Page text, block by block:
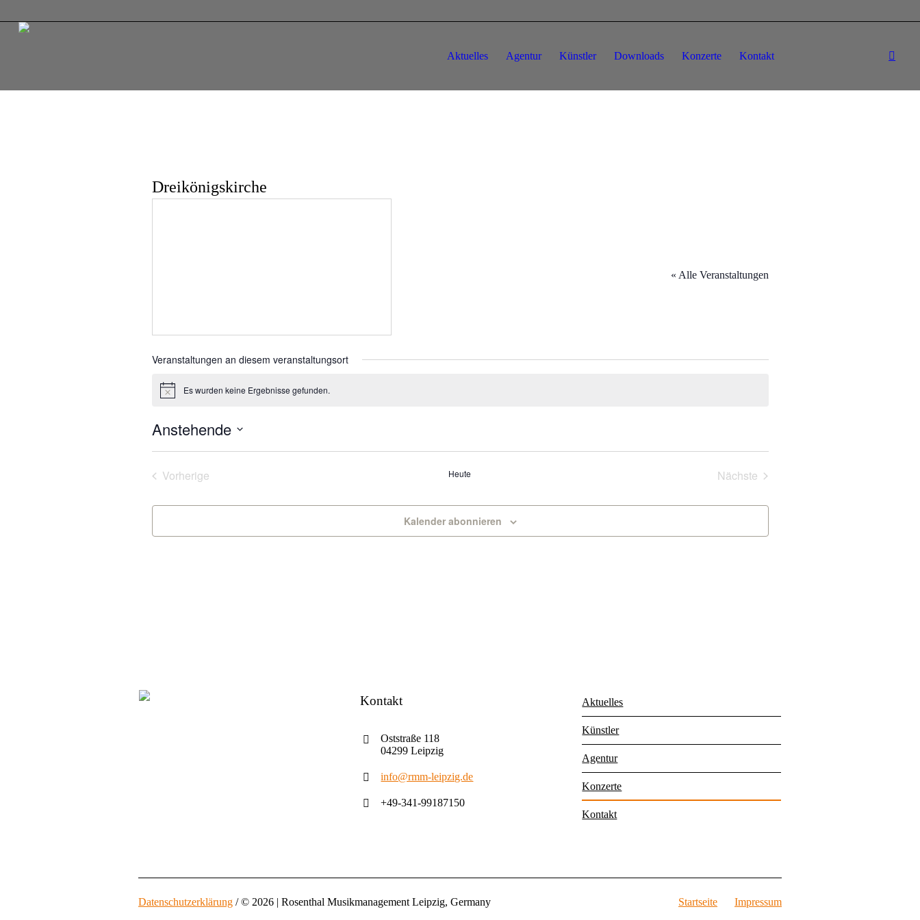
Aktuelles Agentur Künstler Downloads Konzerte Kontakt
Dreikönigskirche
« Alle Veranstaltungen
Veranstaltungen an diesem veranstaltungsort
HinweisEs wurden keine Ergebnisse gefunden.
Anstehende
VorherigeVeranstaltungen Heute Nächste Veranstaltungen
Kalender abonnieren
Kontakt
Oststraße 118
04299 Leipzig
info@rmm-leipzig.de
+49-341-99187150
Aktuelles
Künstler
Agentur
Konzerte
Kontakt
Startseite Impressum
Datenschutzerklärung / © 2026 | Rosenthal Musikmanagement Leipzig, Germany